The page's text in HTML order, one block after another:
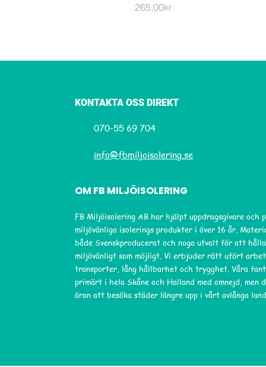
Price
265,00kr
KONTAKTA OSS DIREKT
070-55 69 704
info@fbmiljoisolering.se
OM FB MILJÖISOLERING
FB Miljöisolering AB har hjälpt uppdragsgivare och
miljövänliga isolerings produkter i över 16 år.
både Svenskproducerat och noga utvalt för att
miljövänligt som möjligt. Vi erbjuder rätt ufört
transporter, lång hållbarhet och trygghet. Våra
primärt i hela Skåne och Halland med omnejd,
äran att besöka städer längre upp i vårt avlånga